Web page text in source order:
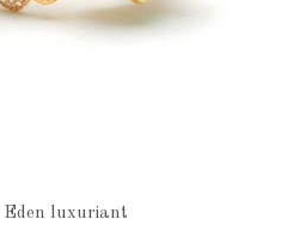
Eden luxuriant